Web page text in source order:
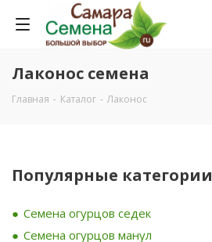
Лаконос семена
Главная - Каталог - Лаконос
Популярные категории
Семена огурцов седек
Семена огурцов манул